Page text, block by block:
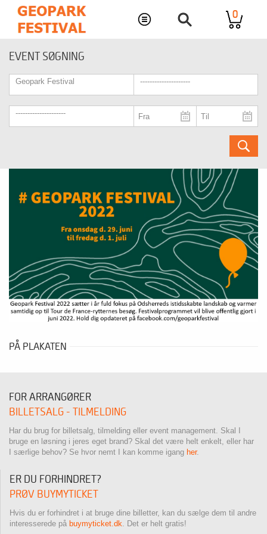
0
EVENT SØGNING
PÅ PLAKATEN
FOR ARRANGØRER
BILLETSALG - TILMELDING
Har du brug for billetsalg, tilmelding eller event management. Skal I
bruge en løsning i jeres eget brand? Skal det være helt enkelt, eller har
I særlige behov? Se hvor nemt I kan komme igang her.
ER DU FORHINDRET?
PRØV BUYMYTICKET
Hvis du er forhindret i at bruge dine billetter, kan du sælge dem til andre
interesserede på buymyticket.dk . Det er helt gratis!